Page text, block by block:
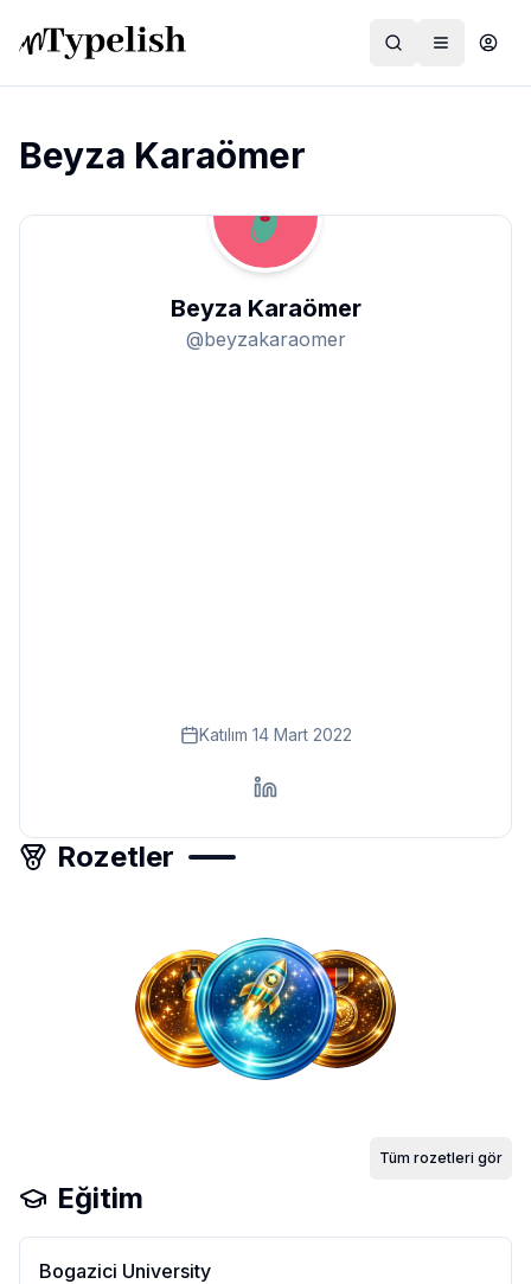
Dünya
Beyza Karaömer
Beyza Karaömer
@beyzakaraomer
Katılım 14 Mart 2022
Rozetler
Tüm rozetleri gör
Eğitim
Bogazici University